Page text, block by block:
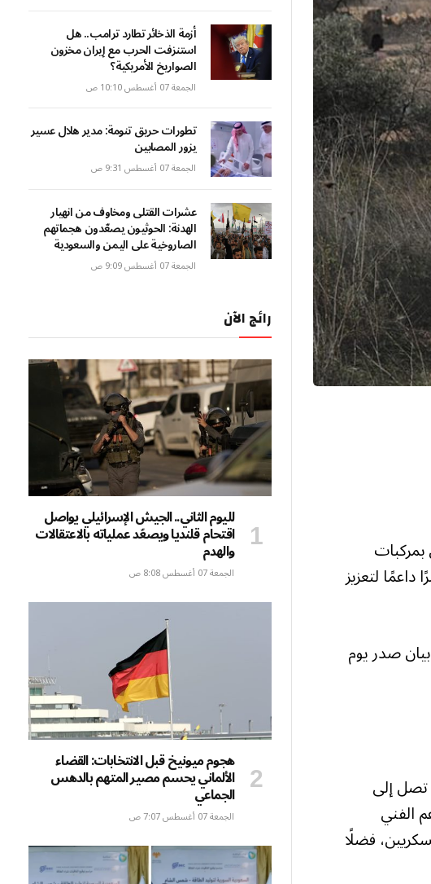
لتعزيز
في بيان صدر يوم
2” المخصصة لحمولة تصل إلى
من الدعم الفني
فضلًا
أزمة الذخائر تطارد ترامب.. هل
استنزفت الحرب مع إيران مخزون
الصواريخ الأمريكية؟
الجمعة 07 أغسطس 10:10 ص
تطورات حريق تنومة: مدير هلال عسير
يزور المصابين
الجمعة 07 أغسطس 9:31 ص
عشرات القتلى ومخاوف من انهيار
الهدنة: الحوثيون يصعّدون هجماتهم
الصاروخية على اليمن والسعودية
الجمعة 07 أغسطس 9:09 ص
رائج الآن
لليوم الثاني.. الجيش الإسرائيلي يواصل
اقتحام قلنديا ويصعّد عملياته بالاعتقالات
والهدم
الجمعة 07 أغسطس 8:08 ص
هجوم ميونيخ قبل الانتخابات: القضاء
الألماني يحسم مصير المتهم بالدهس
الجماعي
الجمعة 07 أغسطس 7:07 ص